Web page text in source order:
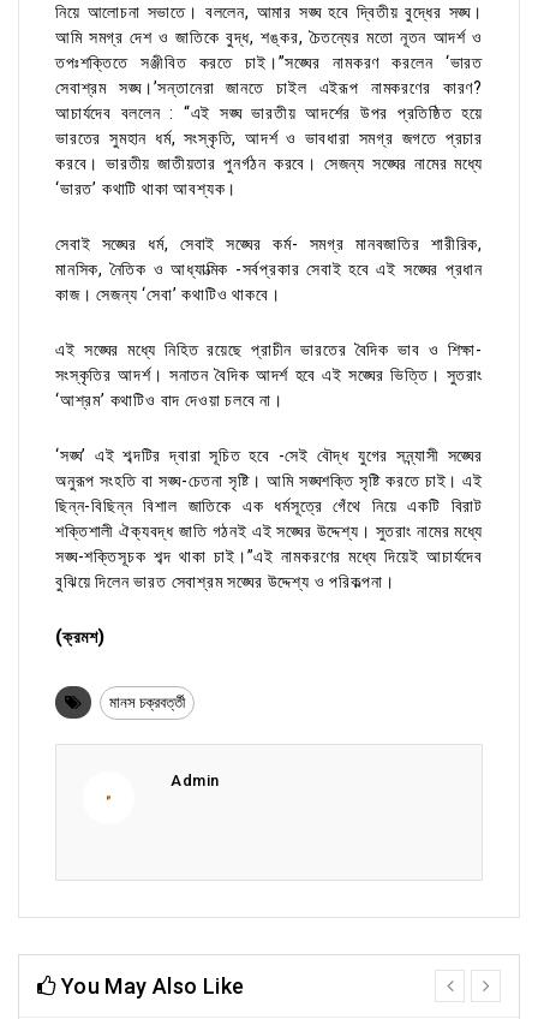
নিয়ে আলোচনা সভাতে। বললেন, আমার সঙ্ঘ হবে দ্বিতীয় বুদ্ধের সঙ্ঘ।
আমি সমগ্র দেশ ও জাতিকে বুদ্ধ, শঙ্কর, চৈতন্যের মতো নূতন আদর্শ ও
তপঃশক্তিতে সঞ্জীবিত করতে চাই।”সঙ্ঘের নামকরণ করলেন ‘ভারত
সেবাশ্রম সঙ্ঘ।’সন্তানেরা জানতে চাইল এইরূপ নামকরণের কারণ?
আচার্যদেব বললেন : “এই সঙ্ঘ ভারতীয় আদর্শের উপর প্রতিষ্ঠিত হয়ে
ভারতের সুমহান ধর্ম, সংস্কৃতি, আদর্শ ও ভাবধারা সমগ্র জগতে প্রচার
করবে। ভারতীয় জাতীয়তার পুনর্গঠন করবে। সেজন্য সঙ্ঘের নামের মধ্যে
‘ভারত’ কথাটি থাকা আবশ্যক।
সেবাই সঙ্ঘের ধর্ম, সেবাই সঙ্ঘের কর্ম- সমগ্র মানবজাতির শারীরিক,
মানসিক, নৈতিক ও আধ্যাত্মিক -সর্বপ্রকার সেবাই হবে এই সঙ্ঘের প্রধান
কাজ। সেজন্য ‘সেবা’ কথাটিও থাকবে।
এই সঙ্ঘের মধ্যে নিহিত রয়েছে প্রাচীন ভারতের বৈদিক ভাব ও শিক্ষা-
সংস্কৃতির আদর্শ। সনাতন বৈদিক আদর্শ হবে এই সঙ্ঘের ভিত্তি। সুতরাং
‘আশ্রম’ কথাটিও বাদ দেওয়া চলবে না।
‘সঙ্ঘ’ এই শব্দটির দ্বারা সূচিত হবে -সেই বৌদ্ধ যুগের সন্ন্যাসী সঙ্ঘের
অনুরূপ সংহতি বা সঙ্ঘ-চেতনা সৃষ্টি। আমি সঙ্ঘশক্তি সৃষ্টি করতে চাই। এই
ছিন্ন-বিছিন্ন বিশাল জাতিকে এক ধর্মসূত্রে গেঁথে নিয়ে একটি বিরাট
শক্তিশালী ঐক্যবদ্ধ জাতি গঠনই এই সঙ্ঘের উদ্দেশ্য। সুতরাং নামের মধ্যে
সঙ্ঘ-শক্তিসূচক শব্দ থাকা চাই।”এই নামকরণের মধ্যে দিয়েই আচার্যদেব
বুঝিয়ে দিলেন ভারত সেবাশ্রম সঙ্ঘের উদ্দেশ্য ও পরিকল্পনা।
(ক্রমশ)
মানস চক্রবর্ত্তী
Admin
You May Also Like
prev